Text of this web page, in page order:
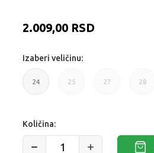
2.009,00 RSD
Izaberi veličinu:
24 25 27 28
Količina: